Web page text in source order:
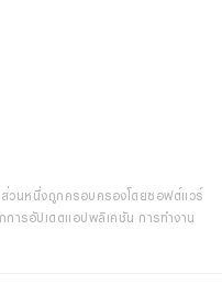
วนหนึ่งถูกครอบครองโดยซอฟต์แวร์
ารอัปเดตแอปพลิเคชัน การทำงาน